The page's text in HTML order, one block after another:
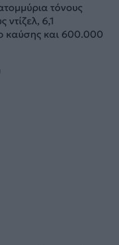
τόνους
ντίζελ, 6,1
καύσης και 600.000